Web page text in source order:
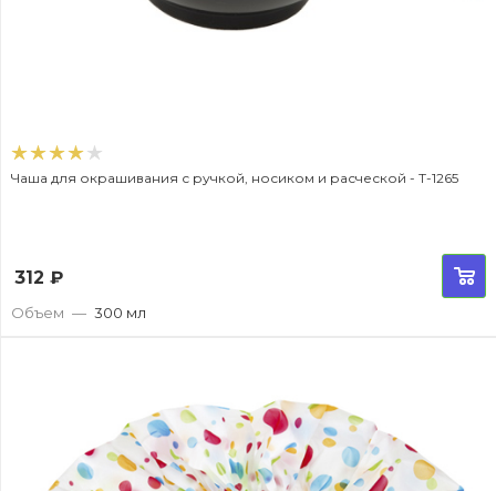
Чаша для окрашивания с ручкой, носиком и расческой - T-1265
312 ₽
Объем — 300 мл